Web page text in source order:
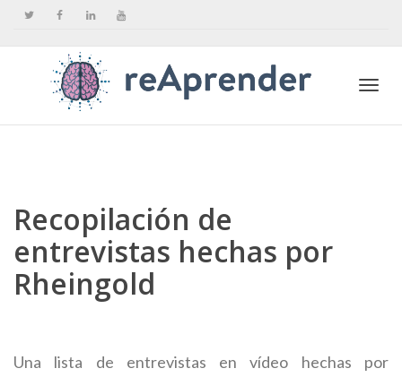
Recopilación de
entrevistas hechas por
Rheingold
Una lista de entrevistas en vídeo hechas por